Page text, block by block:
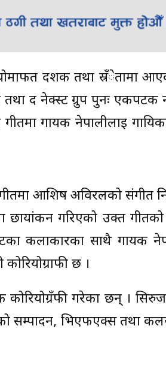
दर्शक तथा स्रँेतामा
द नेक्स्ट ग्रुप पुनः एकपटक
गायक नेपालीलाई
गीतमा आशिष अविरलको संगीत
छायांकन गरिएको उक्त गीतको
कलाकारका साथै गायक
छ ।
कोरियोग्रँफी गरेका छन् ।
सम्पादन, भिएफएक्स तथा